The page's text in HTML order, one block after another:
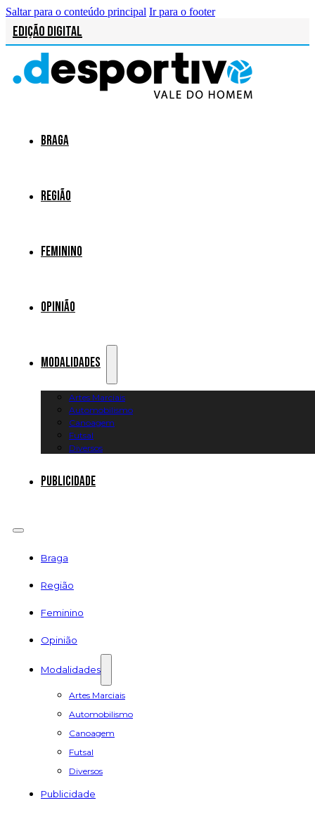
Saltar para o conteúdo principal Ir para o footer
Edição Digital
Braga
Região
Feminino
Opinião
Modalidades
Artes Marciais
Automobilismo
Canoagem
Futsal
Diversos
Publicidade
Braga
Região
Feminino
Opinião
Modalidades
Artes Marciais
Automobilismo
Canoagem
Futsal
Diversos
Publicidade